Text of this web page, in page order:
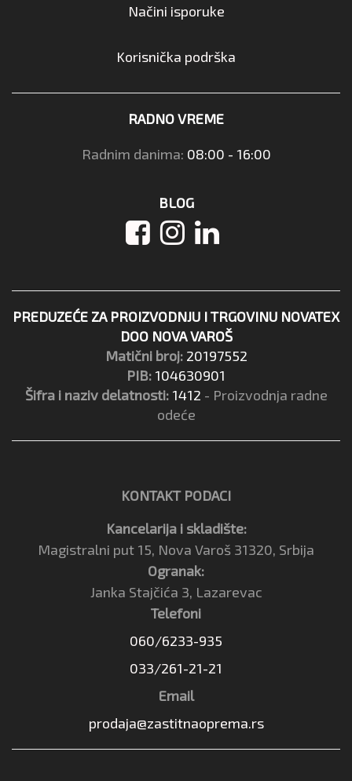
Načini isporuke
Korisnička podrška
RADNO VREME
Radnim danima: 08:00 - 16:00
BLOG
PREDUZEĆE ZA PROIZVODNJU I TRGOVINU NOVATEX
DOO NOVA VAROŠ
Matični broj: 20197552
PIB: 104630901
Šifra i naziv delatnosti: 1412 - Proizvodnja radne
odeće
KONTAKT PODACI
Kancelarija i skladište:
Magistralni put 15, Nova Varoš 31320, Srbija
Ogranak:
Janka Stajčića 3, Lazarevac
Telefoni
060/6233-935
033/261-21-21
Email
prodaja@zastitnaoprema.rs